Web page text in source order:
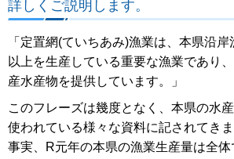
詳しくご説明します。
「定置網(ていちあみ)漁業は、本県沿
以上を生産している重要な漁業であり
産水産物を提供しています。」
このフレーズは幾度となく、本県の水
使われている様々な資料に記されてきま
事実、R元年の本県の漁業生産量は全